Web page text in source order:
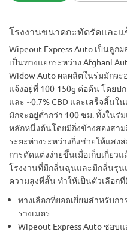
โรงงานขนาดกะทัดรัดและ
Wipeout Express Auto เป็นลูก
เป็นทางแยกระหว่าง Afghani
Widow Auto ผลผลิตในร่มมักจะ
แจ้งอยู่ที่ 100-150g ต่อต้น โดย
และ ~0.7% CBD และเสร็จสิ้นใ
มักจะอยู่ต่ำกว่า 100 ซม. ทั้งในร่
หลักหนึ่งต้นโดยมีกิ่งข้างสองสา
ระยะห่างระหว่างกิ่งช่วยให้แส
การตัดแต่งง่ายขึ้นเมื่อเก็บเกี่ยว
โรงงานที่มีกลิ่นฉุนและมีกลิ่นรุน
ความสูงที่สั้น ทำให้เป็นตัวเลือก
ทางเลือกที่ยอดเยี่ยมสำหรับก
รางเมตร
Wipeout Express Auto ชอบ